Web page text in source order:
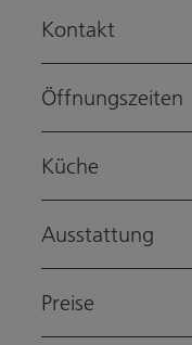
Kontakt
Öffnungszeiten
Küche
Ausstattung
Preise